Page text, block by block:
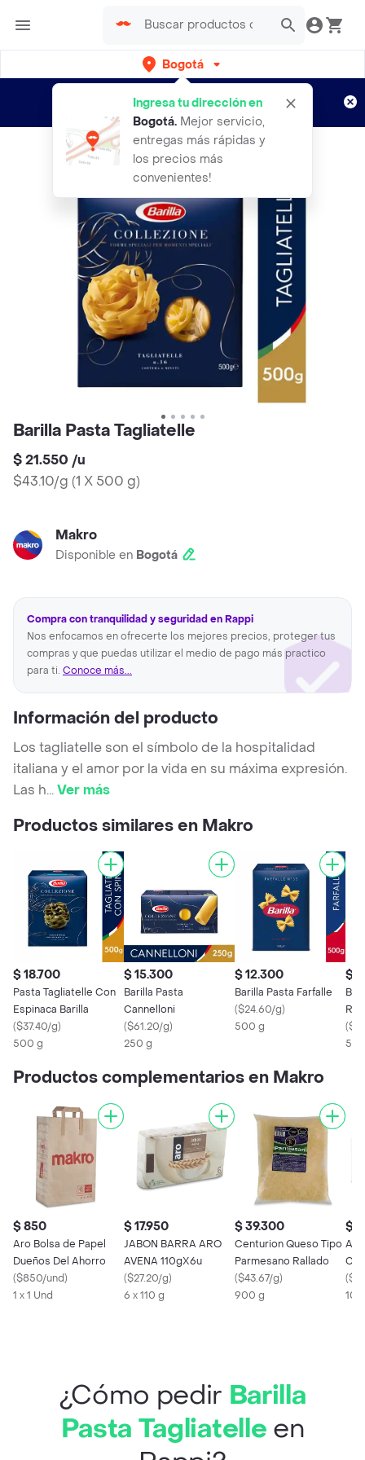
Bogotá
Ingresa tu dirección en
Bogotá. Mejor servicio,
entregas más rápidas y
los precios más
convenientes!
envíos gratis por semanas
Aplican TyC
Barilla Pasta Tagliatelle
$ 21.550 /u
$43.10/g (1 X 500 g)
Makro
Disponible en Bogotá
Compra con tranquilidad y seguridad en Rappi
Nos enfocamos en ofrecerte los mejores precios, proteger tus
compras y que puedas utilizar el medio de pago más practico
para ti. Conoce más...
Información del producto
Los tagliatelle son el símbolo de la hospitalidad
italiana y el amor por la vida en su máxima expresión.
Las h...Ver más
Productos similares en Makro
$ 18.700
Pasta Tagliatelle Con
Espinaca Barilla
($37.40/g)
500 g
$ 15.300
Barilla Pasta
Cannelloni
($61.20/g)
250 g
$ 12.300
Barilla Pasta Farfalle
($24.60/g)
500 g
$
(
Productos complementarios en Makro
$ 850
Aro Bolsa de Papel
Dueños Del Ahorro
($850/und)
1 x 1 Und
$ 17.950
JABON BARRA ARO
AVENA 110gX6u
($27.20/g)
6 x 110 g
$ 39.300
Centurion Queso Tipo
Parmesano Rallado
($43.67/g)
900 g
$
Aro
(
¿Cómo pedir Barilla
Pasta Tagliatelle en